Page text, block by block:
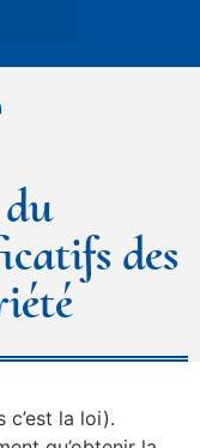
des
c’est la loi).